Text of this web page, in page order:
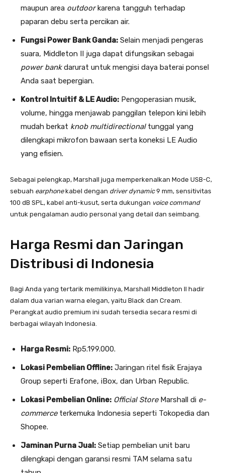
maupun area outdoorkarena tangguh terhadap
paparan debu serta percikan air.
Fungsi Power Bank Ganda: Selain menjadi pengeras
suara, Middleton II juga dapat difungsikan sebagai
power bankdarurat untuk mengisi daya baterai ponsel
Anda saat bepergian.
Kontrol Intuitif & LE Audio: Pengoperasian musik,
volume, hingga menjawab panggilan telepon kini lebih
mudah berkat knob multidirectionaltunggal yang
dilengkapi mikrofon bawaan serta koneksi LE Audio
yang efisien.
Sebagai pelengkap, Marshall juga memperkenalkan Mode USB-C,
sebuah earphonekabel dengan driver dynamic9 mm, sensitivitas
100 dB SPL, kabel anti-kusut, serta dukungan voice command
untuk pengalaman audio personal yang detail dan seimbang.
Harga Resmi dan Jaringan
Distribusi di Indonesia
Bagi Anda yang tertarik memilikinya, Marshall Middleton II hadir
dalam dua varian warna elegan, yaitu Black dan Cream.
Perangkat audio premium ini sudah tersedia secara resmi di
berbagai wilayah Indonesia.
Harga Resmi: Rp5.199.000.
Lokasi Pembelian Offline: Jaringan ritel fisik Erajaya
Group seperti Erafone, iBox, dan Urban Republic.
Lokasi Pembelian Online: Official StoreMarshall di e-
commerceterkemuka Indonesia seperti Tokopedia dan
Shopee.
Jaminan Purna Jual: Setiap pembelian unit baru
dilengkapi dengan garansi resmi TAM selama satu